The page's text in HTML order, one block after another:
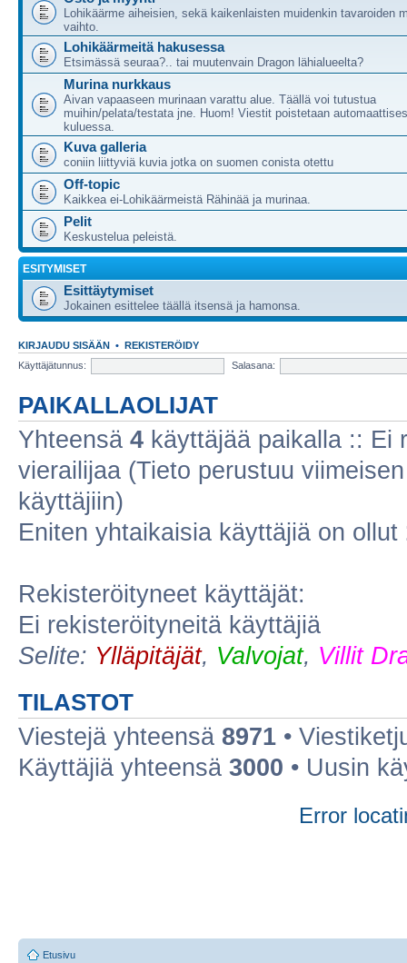
Lohikäärme aiheisien, sekä kaikenlaisten muidenkin tavaroiden
vaihto.
Lohikäärmeitä hakusessa
Etsimässä seuraa?.. tai muutenvain Dragon lähialueelta?
Murina nurkkaus
Aivan vapaaseen murinaan varattu alue. Täällä voi tutustua
muihin/pelata/testata jne. Huom! Viestit poistetaan
kuluessa.
Kuva galleria
coniin liittyviä kuvia jotka on suomen conista otettu
Off-topic
Kaikkea ei-Lohikäärmeistä Rähinää ja murinaa.
Pelit
Keskustelua peleistä.
ESITYMISET
Esittäytymiset
Jokainen esittelee täällä itsensä ja hamonsa.
KIRJAUDU SISÄÄN • REKISTERÖIDY
Käyttäjätunnus:
Salasana:
PAIKALLAOLIJAT
Yhteensä 4 käyttäjää paikalla :: Ei
vierailijaa (Tieto perustuu
käyttäjiin)
Eniten yhtaikaisia käyttäjiä on ollut
Rekisteröityneet käyttäjät:
Ei rekisteröityneitä käyttäjiä
Selite: Ylläpitäjät, Valvojat, Villit
TILASTOT
Viestejä yhteensä 8971 •
Käyttäjiä yhteensä 3000 • Uusin
Error
Etusivu